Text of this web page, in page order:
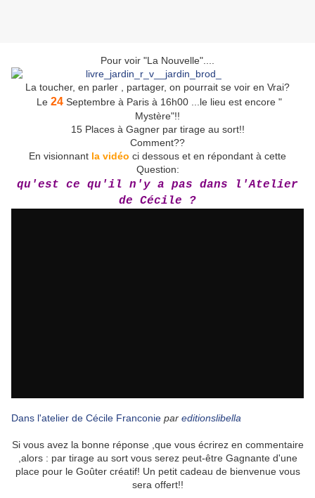
Pour voir "La Nouvelle"....
La toucher, en parler , partager, on pourrait se voir en Vrai?
Le 24Septembre à Paris à 16h00 ...le lieu est encore "
Mystère"!!
15 Places à Gagner par tirage au sort!!
Comment??
En visionnant la vidéo ci dessous et en répondant à cette
Question:
qu'est ce qu'il n'y a pas dans l'Atelier
de Cécile ?
Dans l'atelier de Cécile Franconie par editionslibella
Si vous avez la bonne réponse ,que vous écrirez en commentaire
,alors : par tirage au sort vous serez peut-être Gagnante d'une
place pour le Goûter créatif! Un petit cadeau de bienvenue vous
sera offert!!